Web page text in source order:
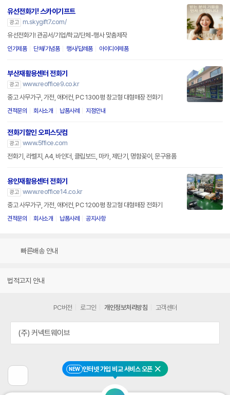
NEW 인터넷 가입 비교 서비스 오픈 닫기
유선전화기! 스카이기프트
광고
m.skygift7.com/
유선전화기! 관공서/기업/학교/단체-행사 맞춤제작
인기제품 단체/기념품 행사/답례품 아이디어제품
부산재활용센터 전화기
광고 www.reoffice9.co.kr
중고 사무가구, 가전, 에어컨, PC 1300평 창고형 대형매장 전화기
견적문의 회사소개 납품사례 지점안내
전화기할인 오피스닷컴
광고 www.5ffice.com
전화기, 라벨지, A4, 바인더, 클립보드, 마카, 제단기, 명함꽂이, 문구용품
용인재활용센터 전화기
광고 www.reoffice14.co.kr
중고 사무가구, 가전, 에어컨, PC 1200평 창고형 대형매장 전화기
견적문의 회사소개 납품사례 공지사항
빠른배송 안내
법적고지 안내
전
페
PC버전 로그인 개인정보처리방침 고객센터
(주) 커넥트웨이브